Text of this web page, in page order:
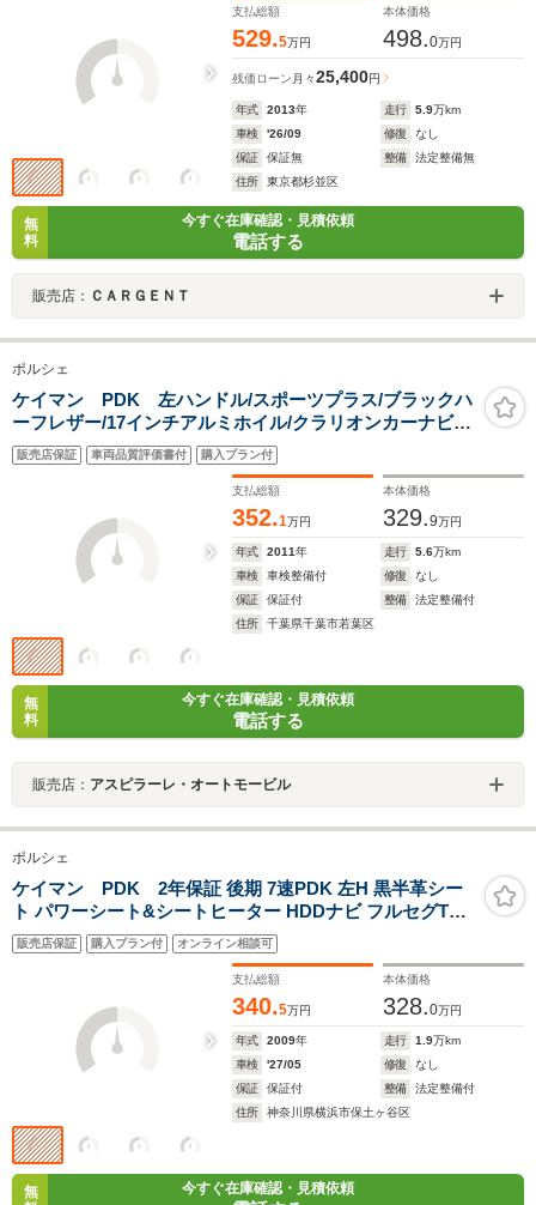
支払総額
529.5万円
本体価格
498.0万円
残価ローン 月々25,400円
年式 2013年 走行 5.9万km
車検
'26/09 修復
なし
保証
保証無 整備
法定整備無
住所
東京都杉並区
無
料
今すぐ在庫確認・見積依頼
電話する
販売店： ＣＡＲＧＥＮＴ
ポルシェ
ケイマン PDK 左ハンドル/スポーツプラス/ブラックハ
ーフレザー/17インチアルミホイル/クラリオンカーナビゲ
ーションシステム/フルセグTV/リアカメラ/ドラレコレコ
ーダー/ETC車載器/サイドデカール/正規ディーラー車
販売店保証 車両品質評価書付 購入プラン付
支払総額
352.1万円
本体価格
329.9万円
年式 2011年 走行 5.6万km
車検
車検整備付 修復
なし
保証
保証付 整備
法定整備付
住所
千葉県千葉市若葉区
無
料
今すぐ在庫確認・見積依頼
電話する
販売店： アスピラーレ・オートモービル
ポルシェ
ケイマン PDK 2年保証 後期 7速PDK 左H 黒半革シー
ト パワーシート&シートヒーター HDDナビ フルセグTV
MSV BTオーディオ オートエアコン ケイマン17インチ
AW キセノンライト ダイナミックコーナリングライト バ
販売店保証 購入プラン付 オンライン相談可
支払総額
340.5万円
本体価格
328.0万円
年式 2009年 走行 1.9万km
車検
'27/05 修復
なし
保証
保証付 整備
法定整備付
住所
神奈川県横浜市保土ヶ谷区
無
今すぐ在庫確認・見積依頼